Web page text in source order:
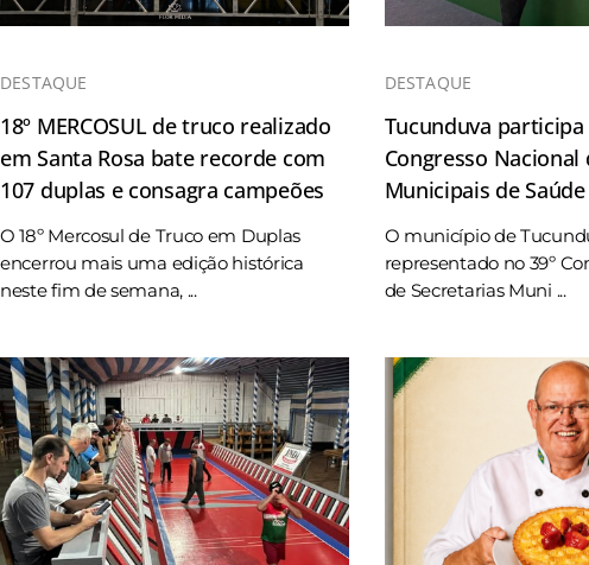
DESTAQUE
18º MERCOSUL de truco realizado
em Santa Rosa bate recorde com
107 duplas e consagra campeões
O 18º Mercosul de Truco em Duplas
encerrou mais uma edição histórica
neste fim de semana, ...
DESTAQUE
Tucunduva participa
Congresso Nacional
Municipais de Saúde
O município de
representado no 39º
de Secretarias Muni ...